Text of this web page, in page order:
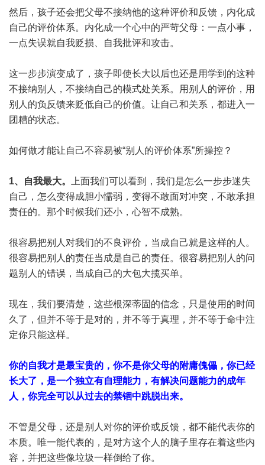
然后，孩子还会把父母不接纳他的这种评价和反馈，内化成
自己的评价体系。内化成一个心中的严苛父母：一点小事，
一点失误就自我贬损、自我批评和攻击。
这一步步演变成了，孩子即使长大以后也还是用学到的这种
不接纳别人，不接纳自己的模式处关系。用别人的评价，用
别人的负反馈来贬低自己的价值。让自己和关系，都进入一
团糟的状态。
如何做才能让自己不容易被“别人的评价体系”所操控？
1、自我最大。
上面我们可以看到，我们是怎么一步步迷失
自己，怎么变得成胆小懦弱，变得不敢面对冲突，不敢承担
责任的。那个时候我们还小，心智不成熟。
很容易把别人对我们的不良评价，当成自己就是这样的人。
很容易把别人的责任当成是自己的责任。很容易把别人的问
题别人的错误，当成自己的大包大揽买单。
现在，我们要清楚，这些根深蒂固的信念，只是使用的时间
久了，但并不等于是对的，并不等于真理，并不等于命中注
定你只能这样。
你的自我才是最宝贵的，你不是你父母的附庸傀儡，你已经
长大了，是一个独立有自理能力，有解决问题能力的成年
人，你完全可以从过去的禁锢中跳脱出来。
不管是父母，还是别人对你的评价或反馈，都不能代表你的
本质。唯一能代表的，是对方这个人的脑子里存在着这些内
容，并把这些像垃圾一样倒给了你。